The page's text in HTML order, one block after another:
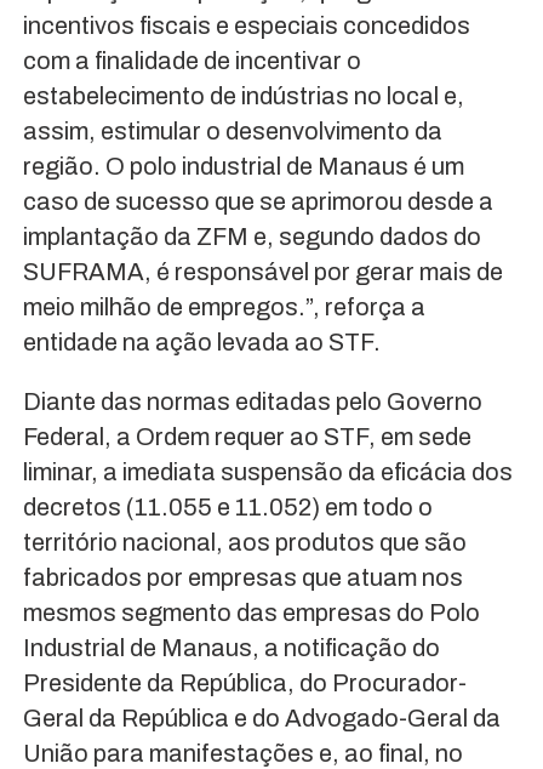
incentivos fiscais e especiais concedidos
com a finalidade de incentivar o
estabelecimento de indústrias no local e,
assim, estimular o desenvolvimento da
região. O polo industrial de Manaus é um
caso de sucesso que se aprimorou desde a
implantação da ZFM e, segundo dados do
SUFRAMA, é responsável por gerar mais de
meio milhão de empregos.”, reforça a
entidade na ação levada ao STF.
Diante das normas editadas pelo Governo
Federal, a Ordem requer ao STF, em sede
liminar, a imediata suspensão da eficácia dos
decretos (11.055 e 11.052) em todo o
território nacional, aos produtos que são
fabricados por empresas que atuam nos
mesmos segmento das empresas do Polo
Industrial de Manaus, a notificação do
Presidente da República, do Procurador-
Geral da República e do Advogado-Geral da
União para manifestações e, ao final, no